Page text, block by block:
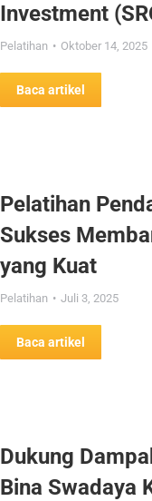
Investment
Pelatihan Oktober 14, 2025
Baca artikel
Pelatihan
Sukses
yang Kuat
Pelatihan Juli 3, 2025
Baca artikel
Dukung
Bina Swadaya